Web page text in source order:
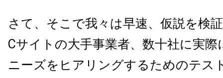
さて、そこで我々は早速、仮説を検
Cサイトの大手事業者、数十社に実際
ニーズをヒアリングするためのテス